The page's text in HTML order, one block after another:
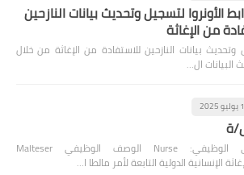
الأونروا لتسجيل وتحديث بيانات النازحين
من الإغاثة
وتحديث بيانات النازحين للاستفادة من الإغاثة من خلال
البيانات ال…
ة
المسمى الوظيفي: Nurse الوصف الوظيفي Malteser